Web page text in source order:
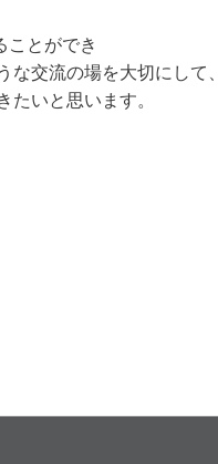
ことができ
交流の場を大切にして、
いと思います。